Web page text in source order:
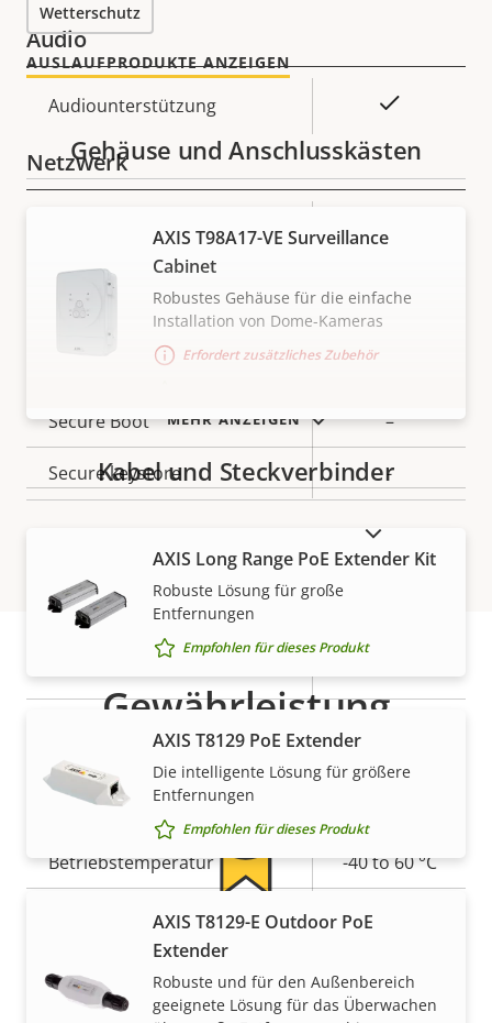
Audio
Eigentumsbeschreibung Eigentumswert
Audiounterstützung
Netzwerk
Eigentumsbeschreibung Eigentumswert
Security
Eigentumsbeschreibung Eigentumswert
Signiertes OS
Secure Boot –
Secure keystore -
Eigentumsbeschreibung
Remote-Fokus
Lokaler Speicher
(Speicherkarteneinschub)
Betriebstemperatur -40 to 60 °C
Für den Außenbereich
Vandalismus-Schutzklasse IK10
Wetterschutz
AUSLAUFPRODUKTE ANZEIGEN
MEHR ANZEIGEN
Gehäuse und Anschlusskästen
AXIS T98A17-VE Surveillance
Cabinet
Robustes Gehäuse für die einfache
Installation von Dome-Kameras
Erfordert zusätzliches Zubehör
Kabel und Steckverbinder
AXIS Long Range PoE Extender Kit
Robuste Lösung für große
Entfernungen
Empfohlen für dieses Produkt
AXIS T8129 PoE Extender
Die intelligente Lösung für größere
Entfernungen
Empfohlen für dieses Produkt
AXIS T8129-E Outdoor PoE
Extender
Robuste und für den Außenbereich
geeignete Lösung für das Überwachen
Gewährleistung
5-Jahres-Gewährleistung für
ein sicheres Gefühl